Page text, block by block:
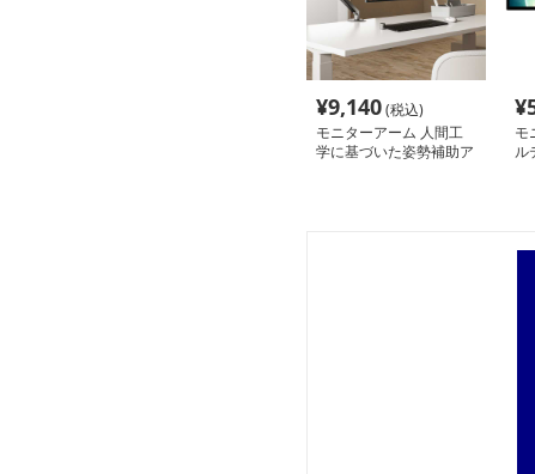
¥9,140(税込)
モニターアーム 人間工
学に基づいた姿勢補助ア
¥
モ
ル